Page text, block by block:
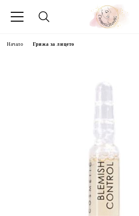
Начало Грижа за лицето